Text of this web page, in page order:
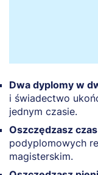
Dwa dyplomy w
i świadectwo
jednym czasie.
Oszczędzasz czas
podyplomowych
magisterskim.